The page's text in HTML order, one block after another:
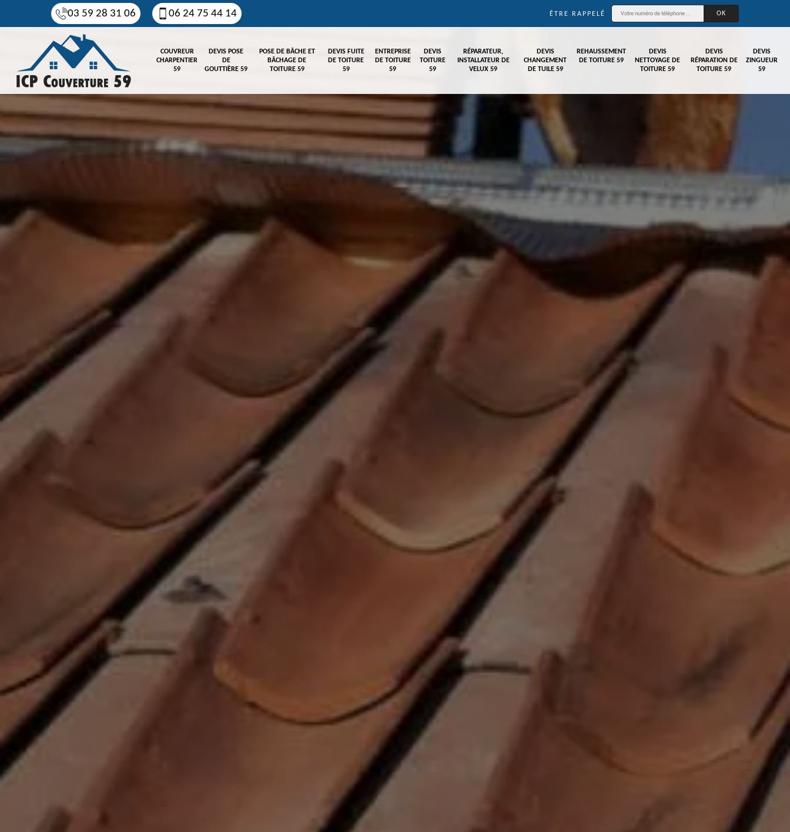
03 59 28 31 06 06 24 75 44 14 ÊTRE RAPPELÉ
COUVREUR
CHARPENTIER
59
DEVIS POSE
DE
GOUTTIÈRE 59
POSE DE BÂCHE ET
BÂCHAGE DE
TOITURE 59
DEVIS FUITE
DE TOITURE
59
ENTREPRISE
DE TOITURE
59
DEVIS
TOITURE
59
RÉPARATEUR,
INSTALLATEUR DE
VELUX 59
DEVIS
CHANGEMENT
DE TUILE 59
REHAUSSEMENT
DE TOITURE 59
DEVIS
NETTOYAGE DE
TOITURE 59
DEVIS
RÉPARATION DE
TOITURE 59
DEVIS
ZINGUEUR
59